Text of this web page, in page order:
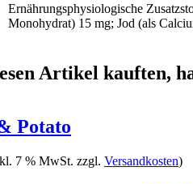
Ernährungsphysiologische
Monohydrat) 15 mg; Jod (als
Artikel kauften,
Potato
7 % MwSt. zzgl. Versandkosten)